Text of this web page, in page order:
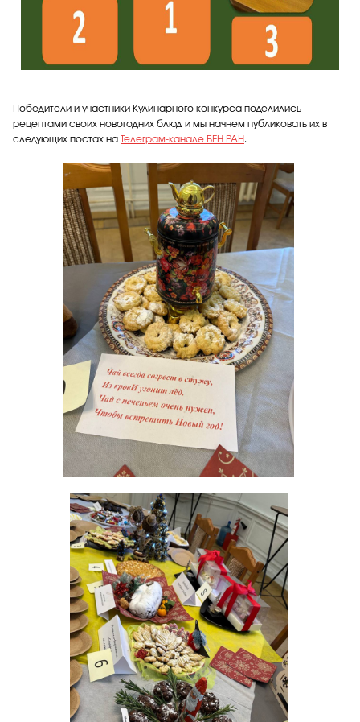
Победители и участники Кулинарного конкурса поделились
рецептами своих новогодних блюд и мы начнем публиковать их в
следующих постах на Телеграм-канале БЕН РАН.